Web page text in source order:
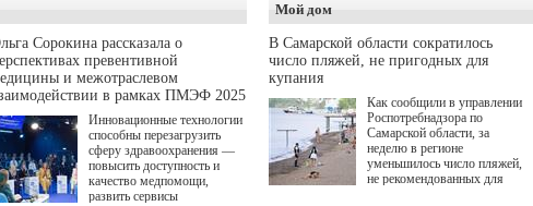
Волкова в роли родителей.
Режиссер-постановщик
проекта — Егор Чичканов
(сериалы "Комбинация", "И
а сам он находится в СИЗО.
подорожания было понятно,
где именно цена "поехала"
вверх и кто её разогнал.
Сорокина рассказала о
превентивной
и межотраслевом
в рамках ПМЭФ 2025
Инновационные технологии
способны перезагрузить
сферу здравоохранения —
повысить доступность и
качество медпомощи,
развить сервисы
Мой дом
В Самарской области сократилось
число пляжей, не пригодных для
купания
Как сообщили в управлении
Роспотребнадзора по
Самарской области, за
неделю в регионе
уменьшилось число пляжей,
не рекомендованных для